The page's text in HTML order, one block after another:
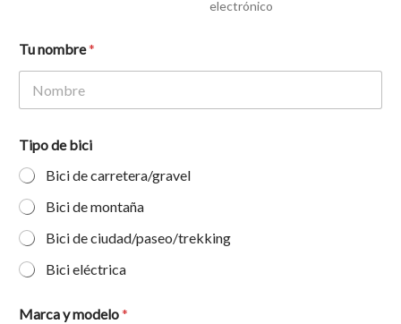
electrónico
Tu nombre*
Tipo de bici
Bici de carretera/gravel
Bici de montaña
Bici de ciudad/paseo/trekking
Bici eléctrica
Marca y modelo*